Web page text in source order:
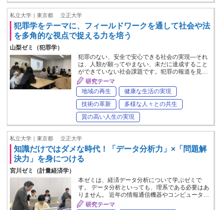
私立大学｜東京都 立正大学
犯罪学をテーマに、フィールドワークを通して社会や法
を多角的な視点で捉える力を培う
山梨ゼミ（犯罪学）
犯罪のない、安全で安心できる社会の実現―それ
は、人類が願ってやまない、未だに達成すること
ができていない社会課題です。犯罪の報道を見…
研究テーマ
地域の再生
健康な生活の実現
技術の革新
多様な人々との共生
質の高い人生の実現
私立大学｜東京都 立正大学
知識だけではダメな時代！「データ分析力」×「問題解
決力」を身につける
宮川ゼミ（計量経済学）
本ゼミは、経済データ分析について学ぶゼミで
す。 データ分析といっても、理系である必要はあ
りません。 近年の情報通信機器やコンピュータ…
研究テーマ